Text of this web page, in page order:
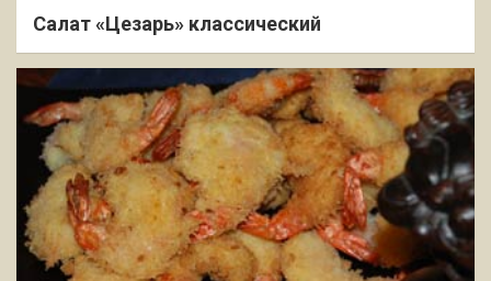
Салат «Цезарь» классический